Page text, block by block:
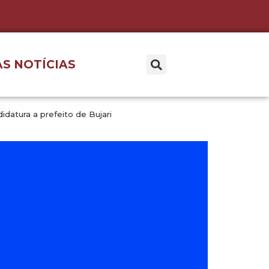
NOTÍCIAS
a prefeito de Bujari